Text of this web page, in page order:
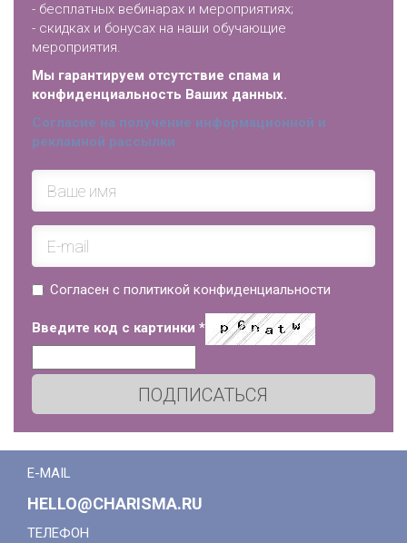
- бесплатных вебинарах и мероприятиях;
- скидках и бонусах на наши обучающие
мероприятия.
Мы гарантируем отсутствие спама и
конфиденциальность Ваших данных.
Согласие на получение информационной и
рекламной рассылки
Согласен с политикой конфиденциальности
Введите код с картинки *
ПОДПИСАТЬСЯ
E-MAIL
HELLO@CHARISMA.RU
ТЕЛЕФОН